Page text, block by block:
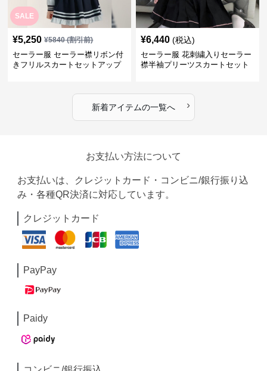
SALE
¥5,250 ¥5840(割引前)
セーラー服 セーラー襟リボン付
きフリルスカートセットアップ
¥6,440 (税込)
セーラー服 花刺繍入りセーラー
襟半袖プリーツスカートセット
新着アイテムの一覧へ ›
お支払い方法について
お支払いは、クレジットカード・コンビニ/銀行振り込
み・各種QR決済に対応しています。
クレジットカード
PayPay
Paidy